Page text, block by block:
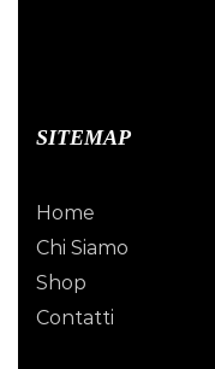
SITEMAP
Home
Chi Siamo
Shop
Contatti